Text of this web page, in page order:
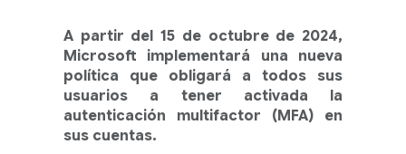
A partir del 15 de octubre de 2024,
Microsoft implementará una nueva
política que obligará a todos sus
usuarios a tener activada la
autenticación multifactor (MFA) en
sus cuentas.